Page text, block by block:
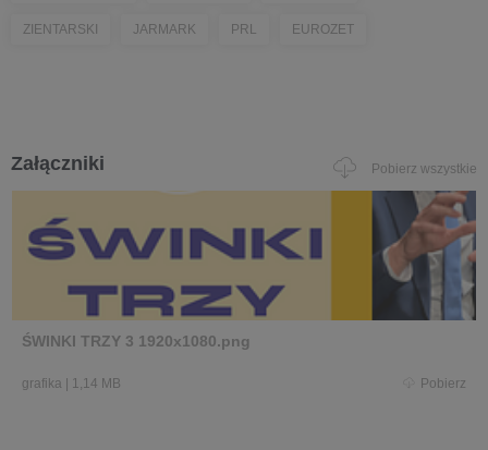
ZIENTARSKI JARMARK PRL EUROZET
Załączniki Pobierz wszystkie
ŚWINKI TRZY 3 1920x1080.png
grafika 1,14 MB Pobierz